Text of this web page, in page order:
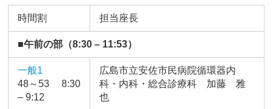
時間割 担当座長
■午前の部（8:30 – 11:53）
一般1
48～53 8:30
– 9:12
広島市立安佐市民病院循環器内
科・内科・総合診療科 加藤 雅
也